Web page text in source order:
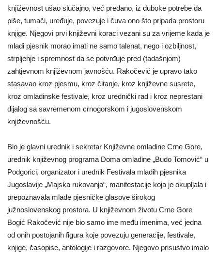
književnost ušao slučajno, već predano, iz duboke potrebe da
piše, tumači, uređuje, povezuje i čuva ono što pripada prostoru
knjige. Njegovi prvi književni koraci vezani su za vrijeme kada je
mladi pjesnik morao imati ne samo talenat, nego i ozbiljnost,
strpljenje i spremnost da se potvrđuje pred (tadašnjom)
zahtjevnom književnom javnošću. Rakočević je upravo tako
stasavao kroz pjesmu, kroz čitanje, kroz književne susrete,
kroz omladinske festivale, kroz urednički rad i kroz neprestani
dijalog sa savremenom crnogorskom i jugoslovenskom
književnošću.
Bio je glavni urednik i sekretar Književne omladine Crne Gore,
urednik književnog programa Doma omladine „Budo Tomović“ u
Podgorici, organizator i urednik Festivala mladih pjesnika
Jugoslavije „Majska rukovanja“, manifestacije koja je okupljala i
prepoznavala mlade pjesničke glasove širokog
južnoslovenskog prostora. U književnom životu Crne Gore
Bogić Rakočević nije bio samo ime među imenima, već jedna
od onih postojanih figura koje povezuju generacije, festivale,
knjige, časopise, antologije i razgovore. Njegovo prisustvo imalo